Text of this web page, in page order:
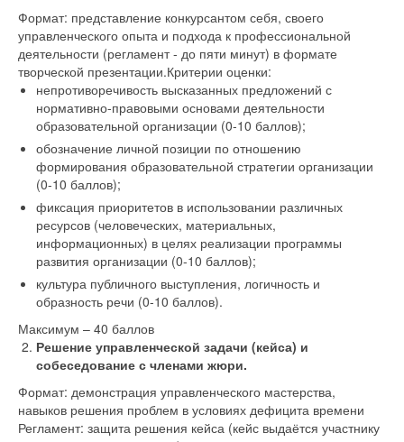
Формат: представление конкурсантом себя, своего
управленческого опыта и подхода к профессиональной
деятельности (регламент - до пяти минут) в формате
творческой презентации.Критерии оценки:
непротиворечивость высказанных предложений с
нормативно-правовыми основами деятельности
образовательной организации (0-10 баллов);
обозначение личной позиции по отношению
формирования образовательной стратегии организации
(0-10 баллов);
фиксация приоритетов в использовании различных
ресурсов (человеческих, материальных,
информационных) в целях реализации программы
развития организации (0-10 баллов);
культура публичного выступления, логичность и
образность речи (0-10 баллов).
Максимум – 40 баллов
Решение управленческой задачи (кейса) и
собеседование с членами жюри.
Формат: демонстрация управленческого мастерства,
навыков решения проблем в условиях дефицита времени
Регламент: защита решения кейса (кейс выдаётся участнику